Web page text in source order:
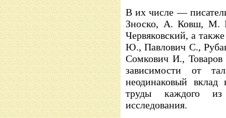
В их числе —
Зноско, А. Ковш, М.
Червяковский, а
Ю., Павлович С.,
Сомкович И.,
зависимости от
неодинаковый вклад
труды каждого из
исследования.